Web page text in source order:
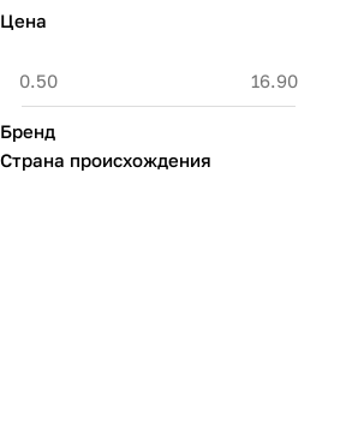
Цена
Бренд
Страна происхождения